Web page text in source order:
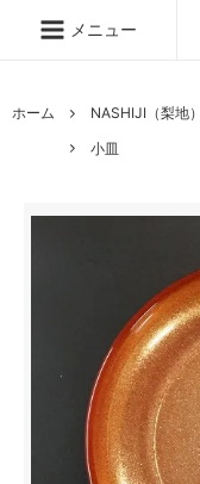
メニュー
ホーム
NASHIJI（梨地）
小皿